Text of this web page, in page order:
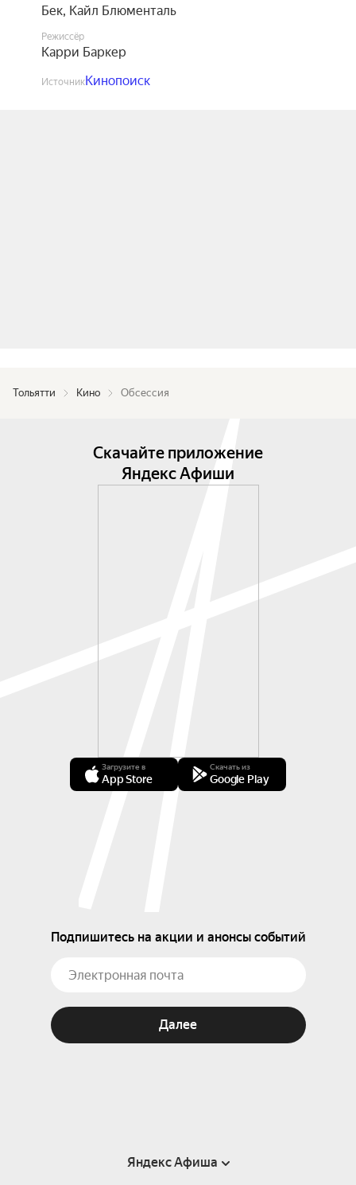
Бек, Кайл Блюменталь
Режиссёр
Карри Баркер
ИсточникКинопоиск
Тольятти Кино Обсессия
Скачайте приложение
Яндекс Афиши
Загрузите в
App Store
Скачать из
Google Play
Подпишитесь на акции и анонсы событий
Далее
Яндекс Афиша